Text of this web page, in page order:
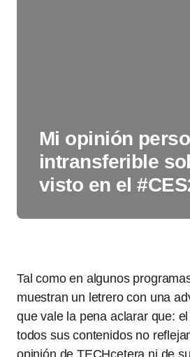
Mi opinión
intransferible
visto en el
Tal como en algunos
muestran un letrero con una
que vale la pena aclarar que:
todos sus contenidos no
opinión de TECHcetera ni de